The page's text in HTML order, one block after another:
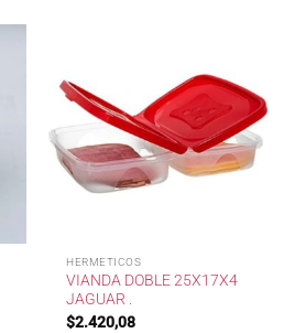
HERMETICOS
VIANDA DOBLE 25X17X4
JAGUAR .
$2.420,08